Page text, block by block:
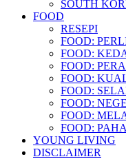
SOUTH
FOOD
RESEPI
FOOD:
FOOD:
FOOD:
FOOD:
FOOD:
FOOD:
FOOD:
FOOD:
YOUNG LIVING
DISCLAIMER